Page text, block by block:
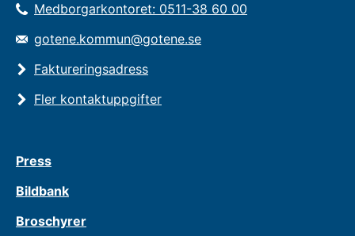
Medborgarkontoret: 0511-38 60 00
gotene.kommun@gotene.se
Faktureringsadress
Fler kontaktuppgifter
Press
Bildbank
Broschyrer